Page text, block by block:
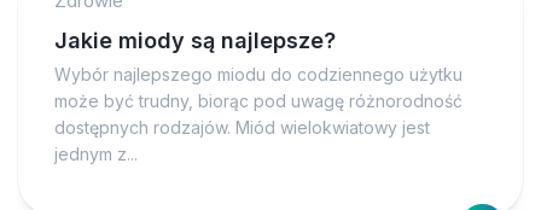
Jakie miody są najlepsze?
Wybór najlepszego miodu do codziennego użytku
może być trudny, biorąc pod uwagę różnorodność
dostępnych rodzajów. Miód wielokwiatowy jest
jednym z...